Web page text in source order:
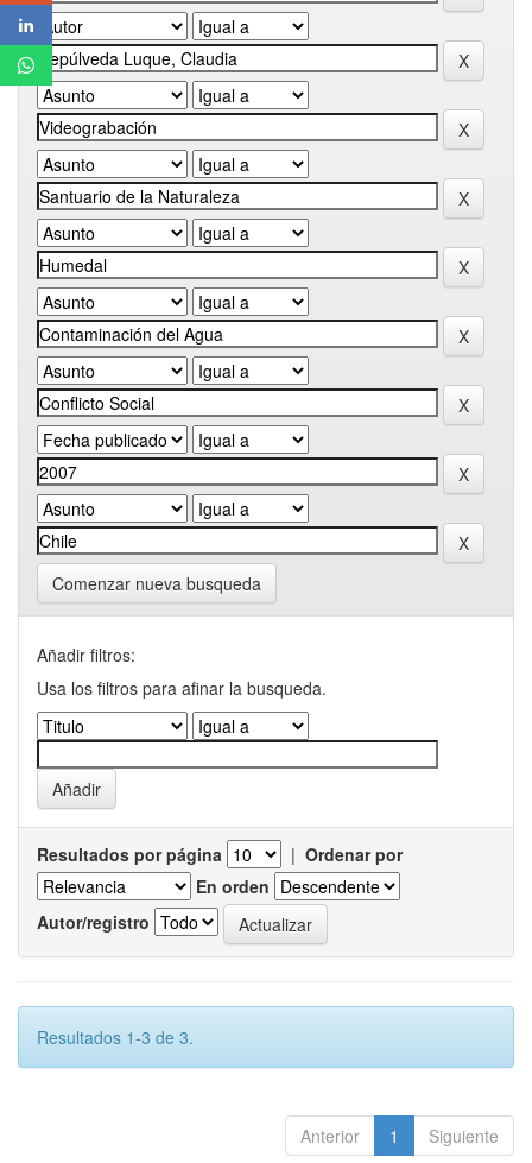
Comenzar nueva busqueda
Añadir filtros:
Usa los filtros para afinar la busqueda.
Resultados por página | Ordenar por
En orden
Autor/registro
Resultados 1-3 de 3.
Anterior 1 Siguiente